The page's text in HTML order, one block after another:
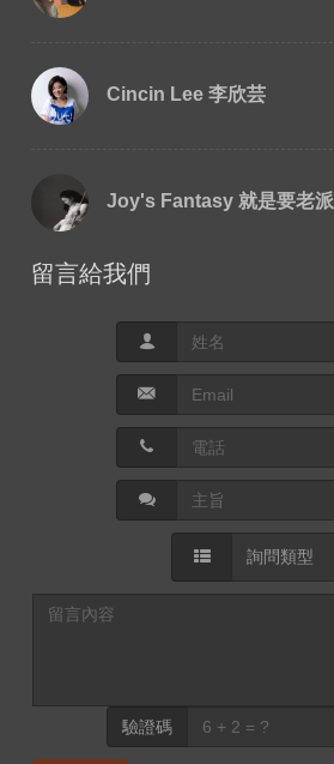
Cincin Lee 李欣芸
Joy's Fantasy 就是要老派
留言給我們
驗證碼